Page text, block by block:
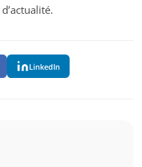
LinkedIn